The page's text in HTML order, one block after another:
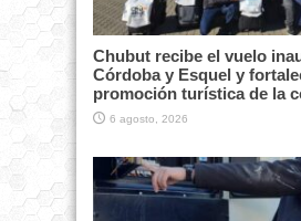
Chubut recibe el vuelo
Córdoba y Esquel y
promoción turística de la
6 agosto, 2026